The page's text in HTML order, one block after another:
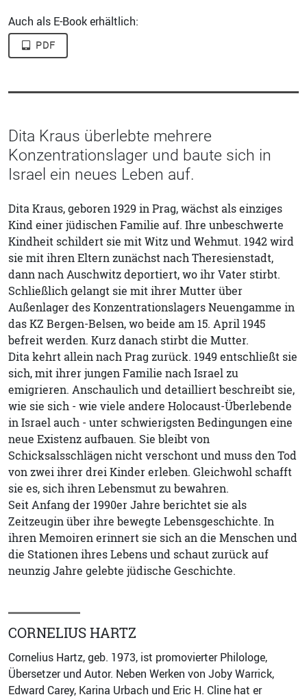
Auch als E-Book erhältlich:
PDF
Dita Kraus überlebte mehrere
Konzentrationslager und baute sich in
Israel ein neues Leben auf.
Dita Kraus, geboren 1929 in Prag, wächst als einziges
Kind einer jüdischen Familie auf. Ihre unbeschwerte
Kindheit schildert sie mit Witz und Wehmut. 1942 wird
sie mit ihren Eltern zunächst nach Theresienstadt,
dann nach Auschwitz deportiert, wo ihr Vater stirbt.
Schließlich gelangt sie mit ihrer Mutter über
Außenlager des Konzentrationslagers Neuengamme in
das KZ Bergen-Belsen, wo beide am 15. April 1945
befreit werden. Kurz danach stirbt die Mutter.
Dita kehrt allein nach Prag zurück. 1949 entschließt sie
sich, mit ihrer jungen Familie nach Israel zu
emigrieren. Anschaulich und detailliert beschreibt sie,
wie sie sich - wie viele andere Holocaust-Überlebende
in Israel auch - unter schwierigsten Bedingungen eine
neue Existenz aufbauen. Sie bleibt von
Schicksalsschlägen nicht verschont und muss den Tod
von zwei ihrer drei Kinder erleben. Gleichwohl schafft
sie es, sich ihren Lebensmut zu bewahren.
Seit Anfang der 1990er Jahre berichtet sie als
Zeitzeugin über ihre bewegte Lebensgeschichte. In
ihren Memoiren erinnert sie sich an die Menschen und
die Stationen ihres Lebens und schaut zurück auf
neunzig Jahre gelebte jüdische Geschichte.
CORNELIUS HARTZ
Cornelius Hartz, geb. 1973, ist promovierter Philologe,
Übersetzer und Autor. Neben Werken von Joby Warrick,
Edward Carey, Karina Urbach und Eric H. Cline hat er